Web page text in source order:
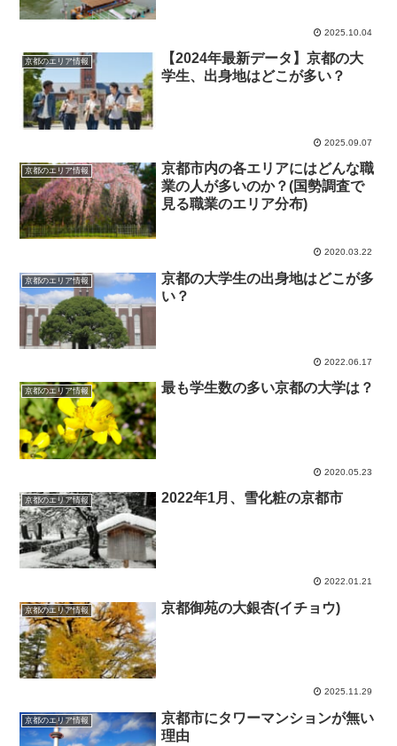
2025.10.04
京都のエリア情報
【2024年最新データ】京都の大
学生、出身地はどこが多い？
2025.09.07
京都のエリア情報
京都市内の各エリアにはどんな職
業の人が多いのか？(国勢調査で
見る職業のエリア分布)
2020.03.22
京都のエリア情報
京都の大学生の出身地はどこが多
い？
2022.06.17
京都のエリア情報 最も学生数の多い京都の大学は？
2020.05.23
京都のエリア情報 2022年1月、雪化粧の京都市
2022.01.21
京都のエリア情報 京都御苑の大銀杏(イチョウ)
2025.11.29
京都のエリア情報
京都市にタワーマンションが無い
理由